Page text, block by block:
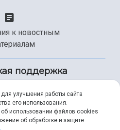
к новостным
поддержка
267-49-99
улучшения работы сайта
его использования.
использовании файлов cookies
об обработке и защите